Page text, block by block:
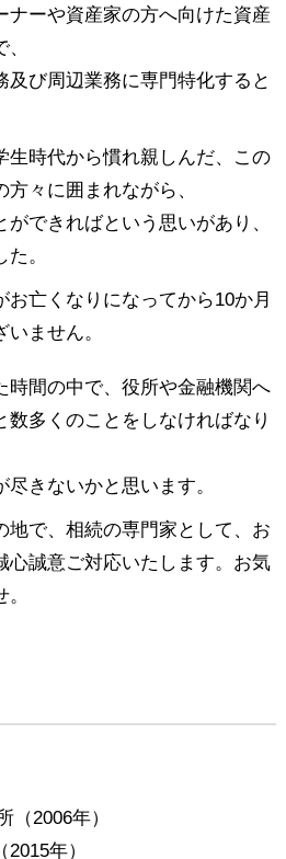
ナーや資産家の方へ向けた資産
及び周辺業務に専門特化すると
生時代から慣れ親しんだ、この
々に囲まれながら、
できればという思いがあり、
。
亡くなりになってから10か月
ません。
時間の中で、役所や金融機関へ
多くのことをしなければなり
きないかと思います。
地で、相続の専門家として、お
心誠意ご対応いたします。お気
（2006年）
年）